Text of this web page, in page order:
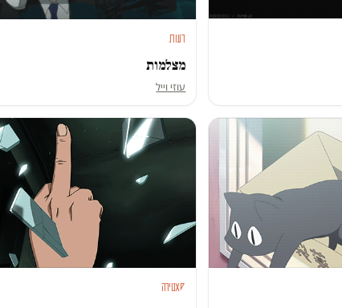
דעות
מצלמות
עוזי וייל
סאטירה